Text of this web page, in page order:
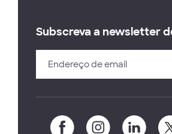
Subscreva a newsletter